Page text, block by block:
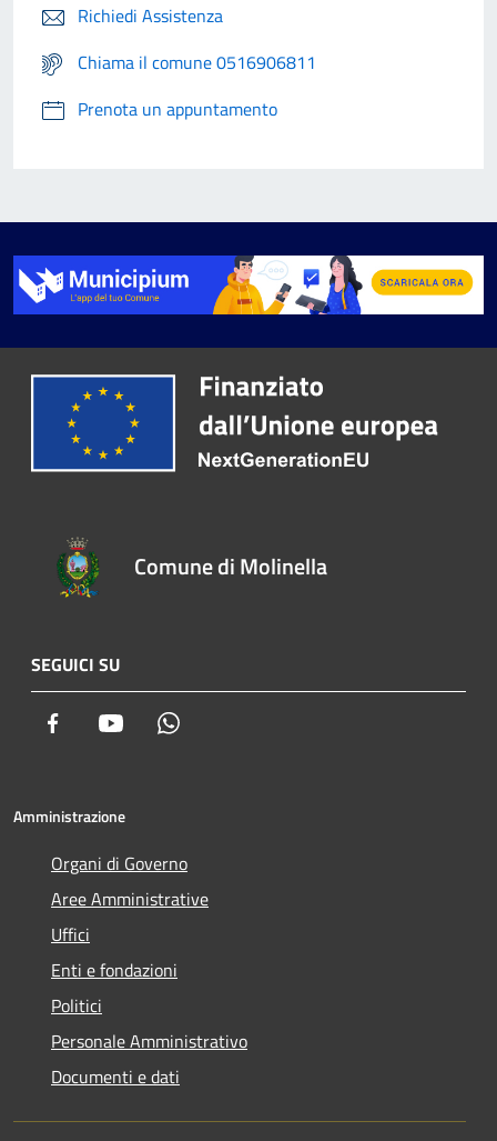
Richiedi Assistenza
Chiama il comune 0516906811
Prenota un appuntamento
Comune di Molinella
SEGUICI SU
Facebook Youtube
Amministrazione
Organi di Governo
Aree Amministrative
Uffici
Enti e fondazioni
Politici
Personale Amministrativo
Documenti e dati